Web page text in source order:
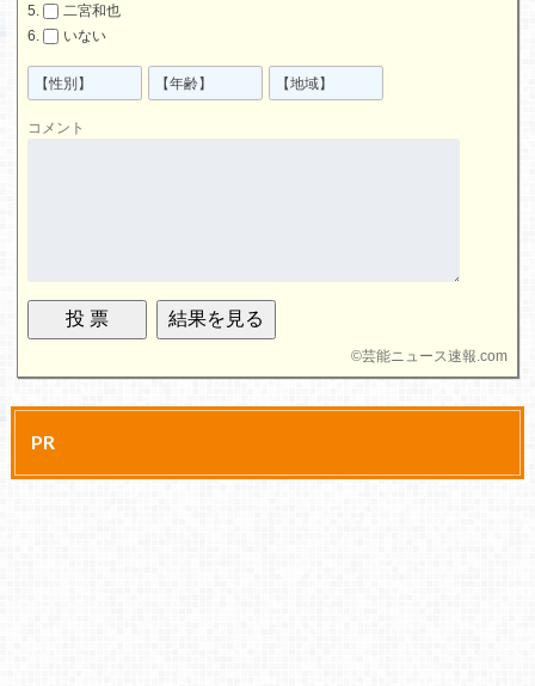
二宮和也
いない
コメント
©芸能ニュース速報.com
PR